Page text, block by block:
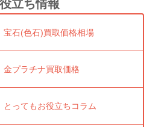
立ち情報
宝石(色石)買取価格相場
金プラチナ買取価格
とってもお役立ちコラム